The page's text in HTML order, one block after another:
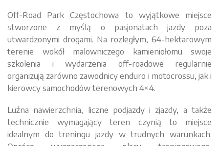
Off-Road Park Częstochowa to wyjątkowe miejsce
stworzone z myślą o pasjonatach jazdy poza
utwardzonymi drogami. Na rozległym, 64-hektarowym
terenie wokół malowniczego kamieniołomu swoje
szkolenia i wydarzenia off-roadowe regularnie
organizują zarówno zawodnicy enduro i motocrossu, jak i
kierowcy samochodów terenowych 4×4.
Luźna nawierzchnia, liczne podjazdy i zjazdy, a także
technicznie wymagający teren czynią to miejsce
idealnym do treningu jazdy w trudnych warunkach.